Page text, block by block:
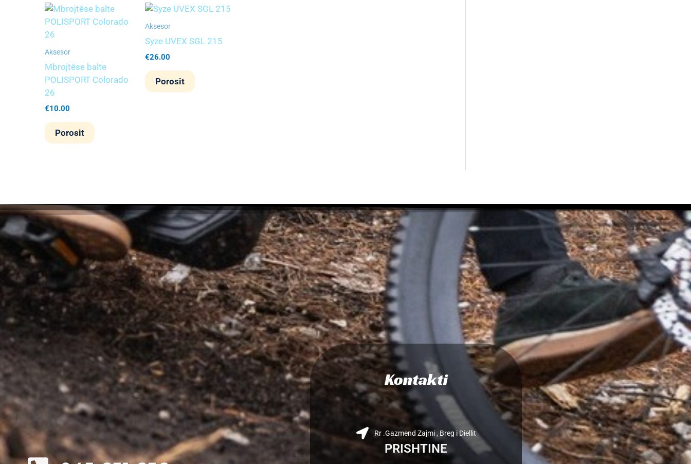
Aksesor
Mbrojtëse balte
POLISPORT Colorado
26
€10.00
Porosit
Aksesor
Syze UVEX SGL 215
€26.00
Porosit
Kontakti
Rr .Gazmend Zajmi , Breg i Diellit
PRISHTINE